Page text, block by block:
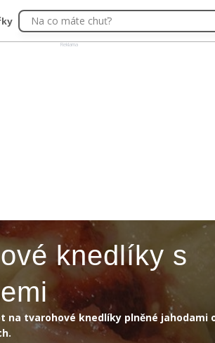
Reklama
Na co máte chuť?
knedlíky s
na tvarohové knedlíky plněné jahodami